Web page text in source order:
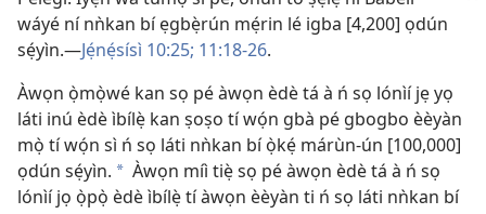
wáyé ní nǹkan bí ẹgbẹ̀rún mẹ́rin lé igba [4,200] ọdún
sẹ́yìn.—Jẹ́nẹ́sísì 10:25; 11:18-26.
Àwọn ọ̀mọ̀wé kan sọ pé àwọn èdè tá à ń sọ lónìí jẹ yọ
láti inú èdè ìbílẹ̀ kan ṣoṣo tí wọ́n gbà pé gbogbo èèyàn
mọ̀ tí wọ́n sì ń sọ láti nǹkan bí ọ̀kẹ́ márùn-ún [100,000]
ọdún sẹ́yìn. * Àwọn míì tiẹ̀ sọ pé àwọn èdè tá à ń sọ
lónìí jọ ọ̀pọ̀ èdè ìbílẹ̀ tí àwọn èèyàn ti ń sọ láti nǹkan bí